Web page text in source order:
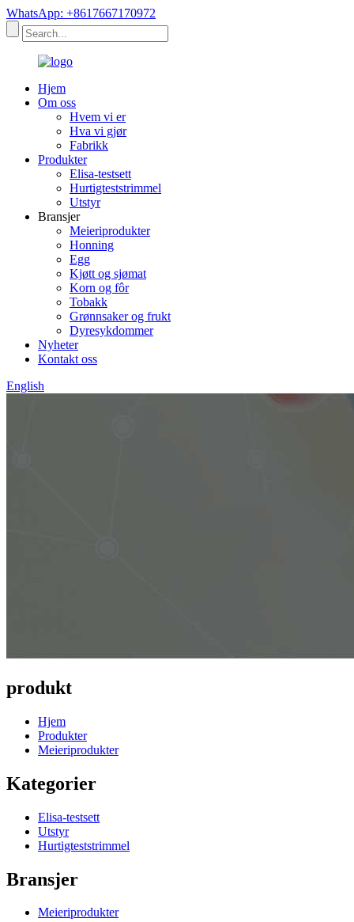
WhatsApp: +8617667170972
Hjem
Om oss
Hvem vi er
Hva vi gjør
Fabrikk
Produkter
Elisa-testsett
Hurtigteststrimmel
Utstyr
Bransjer
Meieriprodukter
Honning
Egg
Kjøtt og sjømat
Korn og fôr
Tobakk
Grønnsaker og frukt
Dyresykdommer
Nyheter
Kontakt oss
English
produkt
Hjem
Produkter
Meieriprodukter
Kategorier
Elisa-testsett
Utstyr
Hurtigteststrimmel
Bransjer
Meieriprodukter